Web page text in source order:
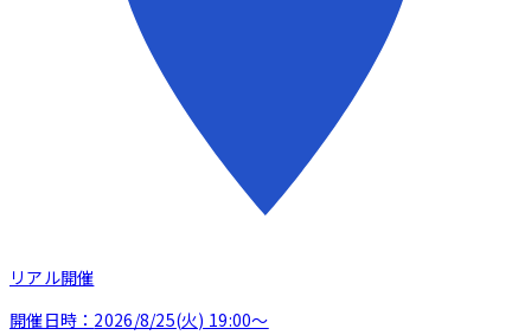
リアル開催
開催日時： 2026/8/25(火) 19:00〜